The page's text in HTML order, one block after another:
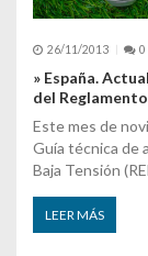
26/11/2013 0
» España.
del
Este mes de
Guía técnica de
Baja Tensión
LEER MÁS